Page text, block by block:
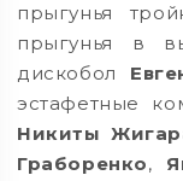
прыгунья
прыгунья в
дискобол
эстафетные
Никиты
Граборенко,